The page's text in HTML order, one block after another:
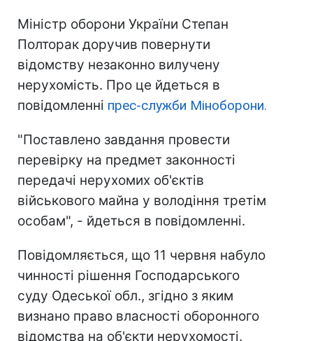
Міністр оборони України Степан
Полторак доручив повернути
відомству незаконно вилучену
нерухомість. Про це йдеться в
повідомленні прес-служби Міноборони.
"Поставлено завдання провести
перевірку на предмет законності
передачі нерухомих об'єктів
військового майна у володіння третім
особам", - йдеться в повідомленні.
Повідомляється, що 11 червня набуло
чинності рішення Господарського
суду Одеської обл., згідно з яким
визнано право власності оборонного
відомства на об'єкти нерухомості.